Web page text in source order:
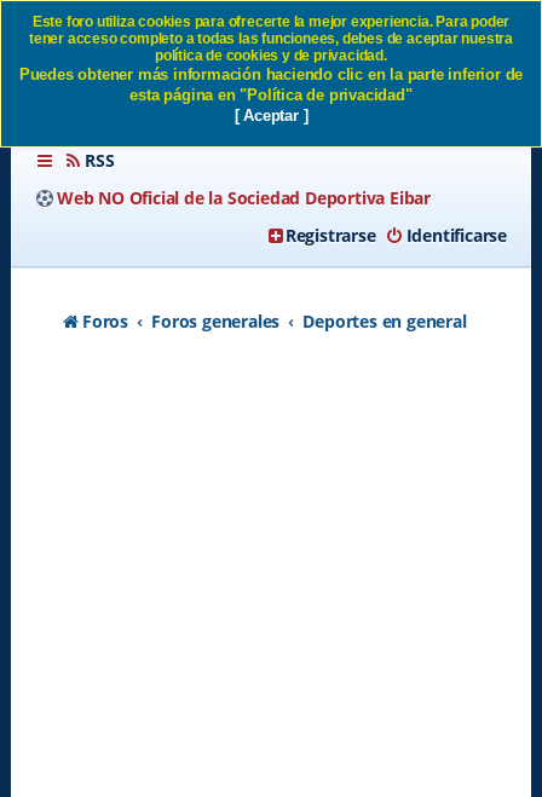
FIN DE SEMANA EN UMBE
SD Eibar
RSS
Web NO Oficial de la Sociedad Deportiva Eibar
Identificarse
Registrarse
Foros Foros generales Deportes en general
Este foro utiliza cookies para ofrecerte la mejor experiencia. Para poder
tener acceso completo a todas las funcionees, debes de aceptar nuestra
política de cookies y de privacidad.
Puedes obtener más información haciendo clic en la parte inferior de
esta página en "Política de privacidad"
[ Aceptar ]